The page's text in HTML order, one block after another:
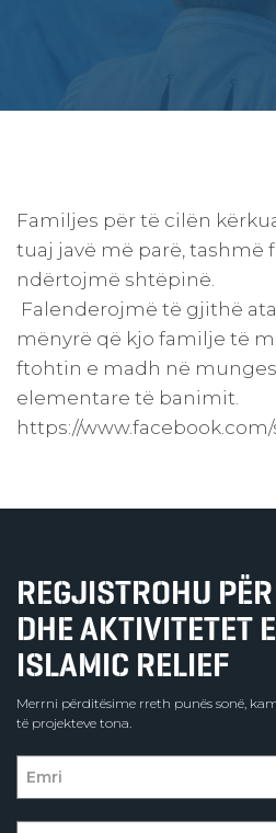
Familjes për të cilën
tuaj javë më parë, tashmë
ndërtojmë shtëpinë.
Falenderojmë të gjithë
mënyrë që kjo familje të
ftohtin e madh në
elementare të banimit.
https://www.facebook.com/
REGJISTROHU
DHE AKTIVITETET
ISLAMIC RELIEF
Merrni përditësime rreth punës sonë,
të projekteve tona.